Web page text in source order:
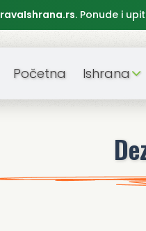
. Ponude i
Početna Ishrana